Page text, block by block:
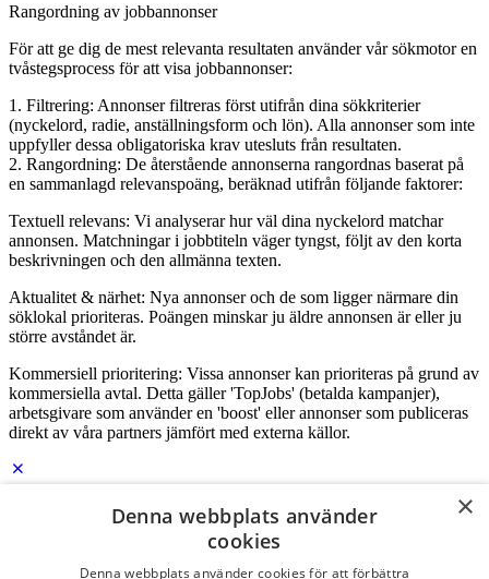
Rangordning av jobbannonser
För att ge dig de mest relevanta resultaten använder vår sökmotor en
tvåstegsprocess för att visa jobbannonser:
1. Filtrering: Annonser filtreras först utifrån dina sökkriterier
(nyckelord, radie, anställningsform och lön). Alla annonser som inte
uppfyller dessa obligatoriska krav utesluts från resultaten.
2. Rangordning: De återstående annonserna rangordnas baserat på
en sammanlagd relevanspoäng, beräknad utifrån följande faktorer:
Textuell relevans: Vi analyserar hur väl dina nyckelord matchar
annonsen. Matchningar i jobbtiteln väger tyngst, följt av den korta
beskrivningen och den allmänna texten.
Aktualitet & närhet: Nya annonser och de som ligger närmare din
söklokal prioriteras. Poängen minskar ju äldre annonsen är eller ju
större avståndet är.
Kommersiell prioritering: Vissa annonser kan prioriteras på grund av
kommersiella avtal. Detta gäller 'TopJobs' (betalda kampanjer),
arbetsgivare som använder en 'boost' eller annonser som publiceras
direkt av våra partners jämfört med externa källor.
Logga in som företag ×
Denna webbplats använder
cookies
Denna webbplats använder cookies för att förbättra